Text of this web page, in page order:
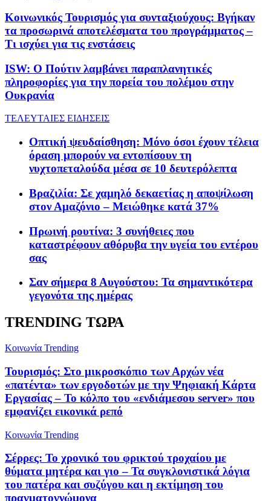
Κοινωνικός Τουρισμός για συνταξιούχους: Βγήκαν
τα προσωρινά αποτελέσματα του προγράμματος –
Τι ισχύει για τις ενστάσεις
ISW: Ο Πούτιν λαμβάνει παραπλανητικές
πληροφορίες για την πορεία του πολέμου στην
Ουκρανία
ΤΕΛΕΥΤΑΙΕΣ ΕΙΔΗΣΕΙΣ
Οπτική ψευδαίσθηση: Μόνο όσοι έχουν τέλεια
όραση μπορούν να εντοπίσουν τη
νυχτοπεταλούδα μέσα σε 10 δευτερόλεπτα
Βραζιλία: Σε χαμηλό δεκαετίας η αποψίλωση
στον Αμαζόνιο – Μειώθηκε κατά 37%
Πρωινή ρουτίνα: 3 συνήθειες που
καταστρέφουν αθόρυβα την υγεία του εντέρου
σας
Σαν σήμερα 8 Αυγούστου: Τα σημαντικότερα
γεγονότα της ημέρας
TRENDING ΤΩΡΑ
Κοινωνία Trending
Τουρισμός: Στο μικροσκόπιο των Αρχών νέα
«πατέντα» των εργοδοτών με την Ψηφιακή Κάρτα
Εργασίας – Το κόλπο του «ενδιάμεσου server» που
εμφανίζει εικονικά ρεπό
Κοινωνία Trending
Σέρρες: Το χρονικό του φρικτού τροχαίου με
θύματα μητέρα και γιο – Τα συγκλονιστικά λόγια
του πατέρα και συζύγου και η εκτίμηση του
πραγματογνώμονα